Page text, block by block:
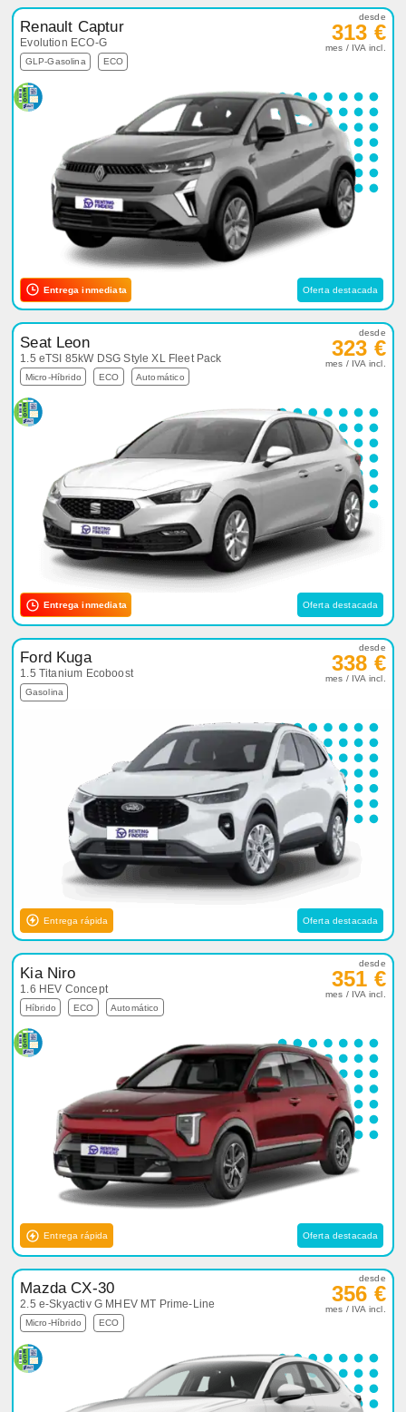
Renault Captur
Evolution ECO-G
GLP-Gasolina ECO
desde
313 €
mes / IVA incl.
Entrega inmediata Oferta destacada
Seat Leon
1.5 eTSI 85kW DSG Style XL Fleet Pack
Micro-Híbrido ECO Automático
desde
323 €
mes / IVA incl.
Entrega inmediata Oferta destacada
Ford Kuga
1.5 Titanium Ecoboost
Gasolina
desde
338 €
mes / IVA incl.
Entrega rápida Oferta destacada
Kia Niro
1.6 HEV Concept
Híbrido ECO Automático
desde
351 €
mes / IVA incl.
Entrega rápida Oferta destacada
Mazda CX-30
2.5 e-Skyactiv G MHEV MT Prime-Line
Micro-Híbrido ECO
desde
356 €
mes / IVA incl.